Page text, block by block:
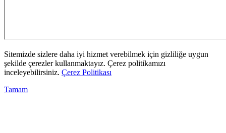
Sitemizde sizlere daha iyi hizmet verebilmek için gizliliğe uygun
şekilde çerezler kullanmaktayız. Çerez politikamızı
inceleyebilirsiniz. Çerez Politikası
Tamam